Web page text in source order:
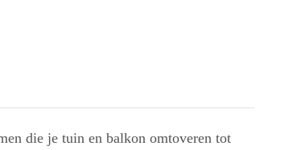
die je tuin en balkon omtoveren tot